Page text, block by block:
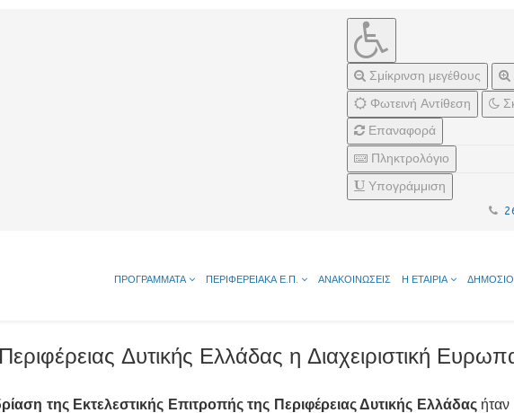
Σμίκρινση μεγέθους
Φωτεινή Αντίθεση
Επαναφορά
Πληκτρολόγιο
Υπογράμμιση
ΠΡΟΓΡΑΜΜΑΤΑ ΠΕΡΙΦΕΡΕΙΑΚΑ Ε.Π. ΑΝΑΚΟΙΝΩΣΕΙΣ Η ΕΤΑΙΡΙΑ
Δυτικής Ελλάδας η Διαχειριστική
της Εκτελεστικής Επιτροπής της Περιφέρειας Δυτικής Ελλάδας ήταν